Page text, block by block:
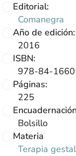
Editorial:
Comanegra
Año de edición:
2016
ISBN:
978-84-
Páginas:
225
Bolsillo
Materia
Terapia